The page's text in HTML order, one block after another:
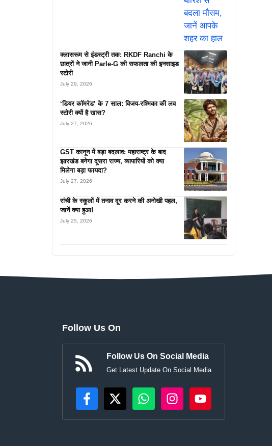
क्लासरूम से इंडस्ट्री तक: RKDF Ranchi के
छात्रों ने जानी Parle-G की सफलता की इनसाइड
स्टोरी
July 29, 2026
‘डियर कॉमरेड’ के 7 साल: विजय-रश्मिका की लव
स्टोरी क्यों है खास?
July 27, 2026
GST कानून में बड़ा बदलाव: महाराष्ट्र के बाद
झारखंड बनेगा दूसरा राज्य, व्यापारियों को क्या
मिलेगा बड़ा फायदा?
July 27, 2026
रांची के स्कूलों में तनाव दूर करने की अनोखी पहल,
जानें क्या हुआ!
July 25, 2026
Follow Us On
Follow Us On Social Media
Get Latest Update On Social Media